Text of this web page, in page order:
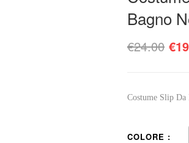
Bagno
€24.00 Il
€
Costume Slip Da
COLORE